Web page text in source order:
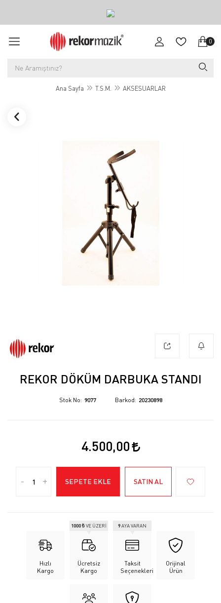
0
Ana Sayfa T.S.M. AKSESUARLAR
REKOR DÖKÜM DARBUKA STANDI
Stok No 9077 Barkod 20230898
4.500,00
- + SEPETE EKLE SATIN AL
Hızlı
Kargo
Ücretsiz
Kargo
1000 ₺VE ÜZERİ
Taksit
Seçenekleri
9AYA VARAN
Orijinal
Ürün